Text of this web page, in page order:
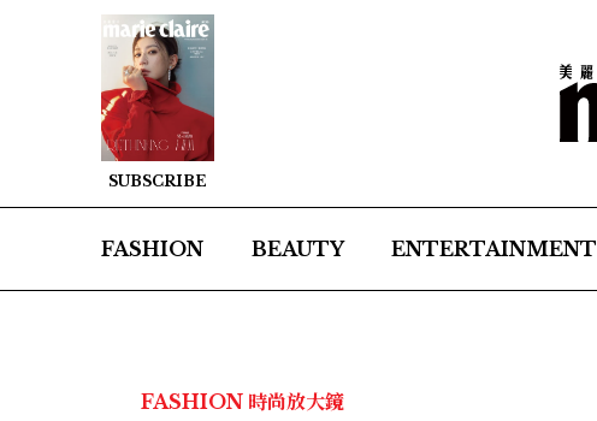
SUBSCRIBE
FASHION BEAUTY ENTERTAINMENT
FASHION 時尚放大鏡